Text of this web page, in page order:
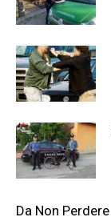
Da Non Perdere